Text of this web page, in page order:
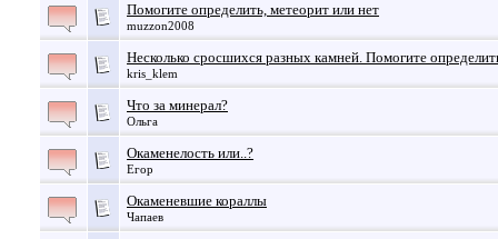
Помогите определить, метеорит или нет
muzzon2008
Несколько сросшихся разных камней. Помогите
kris_klem
Что за минерал?
Ольга
Окаменелость или..?
Егор
Окаменевшие кораллы
Чапаев